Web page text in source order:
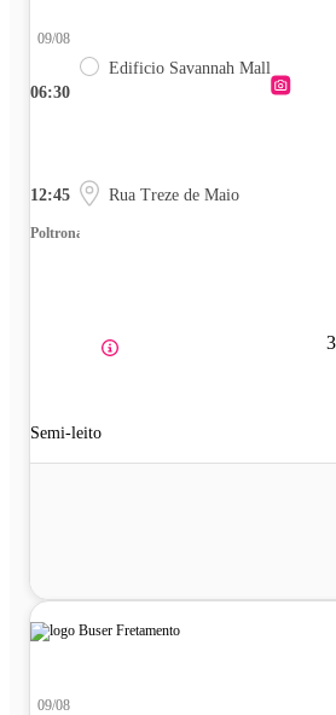
06:30
09/08
Edificio Savannah Mall
12:45 Rua Treze de Maio
Poltrona
Semi-leito
09/08